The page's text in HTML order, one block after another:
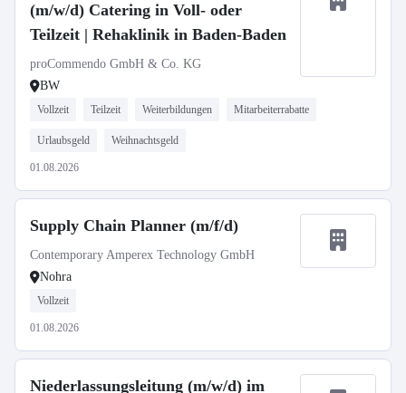
(m/w/d) Catering in Voll- oder
Teilzeit | Rehaklinik in Baden-Baden
proCommendo GmbH & Co. KG
BW
Vollzeit Teilzeit Weiterbildungen Mitarbeiterrabatte
Urlaubsgeld Weihnachtsgeld
01.08.2026
Supply Chain Planner (m/f/d)
Contemporary Amperex Technology GmbH
Nohra
Vollzeit
01.08.2026
Niederlassungsleitung (m/w/d) im